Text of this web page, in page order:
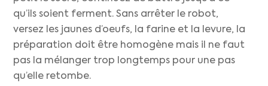
qu’ils soient ferment. Sans arrêter le robot,
versez les jaunes d’oeufs, la farine et la levure, la
préparation doit être homogène mais il ne faut
pas la mélanger trop longtemps pour une pas
qu’elle retombe.